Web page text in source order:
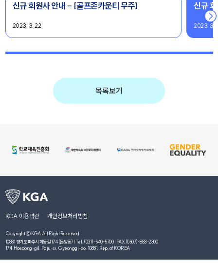
신규 회원사 안내 - [골프존카운티 무주]
2023. 3. 22
신규
2023. 3.
목록보기
KGA 이용약관 개인정보처리방침
Copyright ⓒ KGA All Right Reserved.
10881 경기도 파주시 회동길 174 (문발동) | Tel. (031)-540-5700 | FAX (0507)-883-2300
174, Hoedong-gil, Paju-si, Gyeonggi-do, 10881, Rep. of KOREA